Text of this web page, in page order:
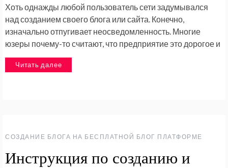
Хоть однажды любой пользователь сети задумывался
над созданием своего блога или сайта. Конечно,
изначально отпугивает неосведомленность. Многие
юзеры почему-то считают, что предприятие это дорогое и
Читать далее
СОЗДАНИЕ БЛОГА НА БЕСПЛАТНОЙ БЛОГ ПЛАТФОРМЕ
Инструкция по созданию и